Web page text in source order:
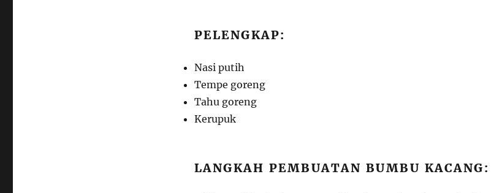
PELENGKAP:
Nasi putih
Tempe goreng
Tahu goreng
Kerupuk
LANGKAH PEMBUATAN BUMBU KACANG: